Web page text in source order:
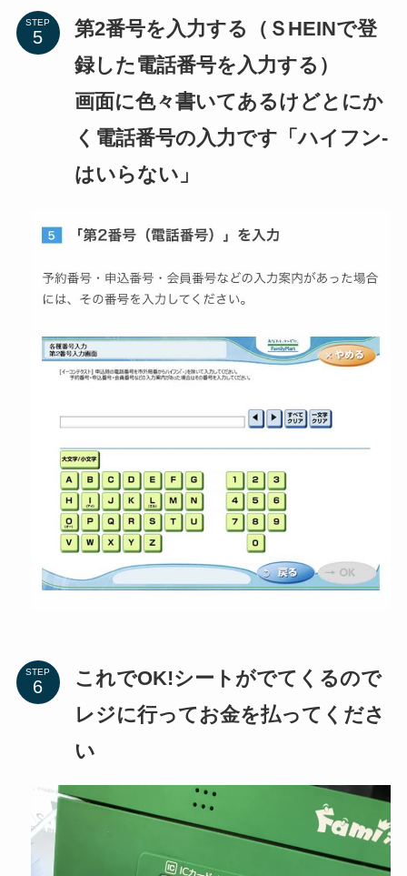
STEP
第2番号を入力する（ＳHEINで登
録した電話番号を入力する）
画面に色々書いてあるけどとにか
く電話番号の入力です「ハイフン-
はいらない」
STEP
これでOK!シートがでてくるので
レジに行ってお金を払ってくださ
い